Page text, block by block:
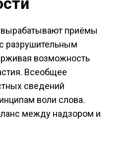
приёмы
разрушительным
возможность
Всеобщее
сведений
воли слова.
между надзором и